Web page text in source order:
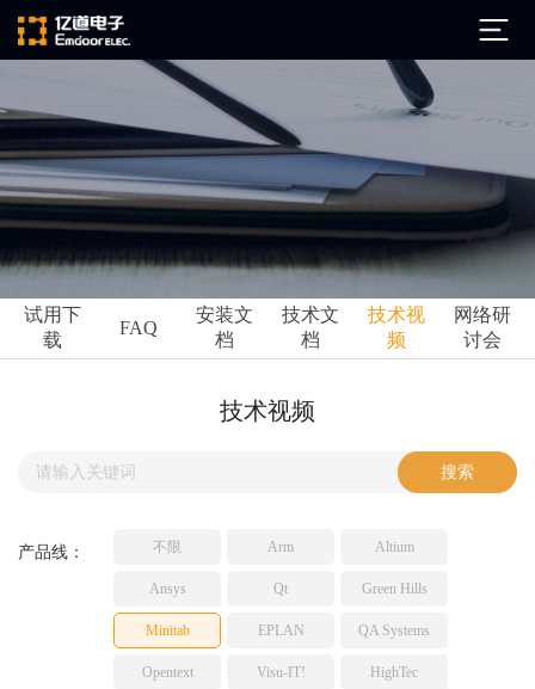
公司简介
发展历程
企业文化
ARM
Ansys
Perforce
TESSY
Source Insight
亿道动态
市场活动
技术文档
网络研讨会
试用下
载
FAQ
安装文
档
技术文
档
技术视
频
网络研
讨会
技术视频
产品线： 不限 Arm Altium
Ansys Qt Green Hills
Minitab EPLAN QA Systems
Opentext Visu-IT! HighTec